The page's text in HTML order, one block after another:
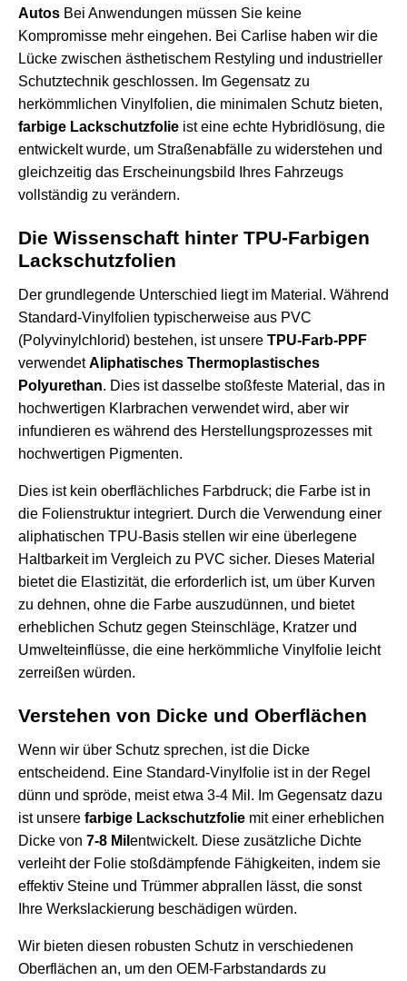
Autos Bei Anwendungen müssen Sie keine
Kompromisse mehr eingehen. Bei Carlise haben wir die
Lücke zwischen ästhetischem Restyling und industrieller
Schutztechnik geschlossen. Im Gegensatz zu
herkömmlichen Vinylfolien, die minimalen Schutz bieten,
farbige Lackschutzfolie ist eine echte Hybridlösung, die
entwickelt wurde, um Straßenabfälle zu widerstehen und
gleichzeitig das Erscheinungsbild Ihres Fahrzeugs
vollständig zu verändern.
Die Wissenschaft hinter TPU-Farbigen
Lackschutzfolien
Der grundlegende Unterschied liegt im Material. Während
Standard-Vinylfolien typischerweise aus PVC
(Polyvinylchlorid) bestehen, ist unsere TPU-Farb-PPF
verwendetAliphatisches Thermoplastisches
Polyurethan. Dies ist dasselbe stoßfeste Material, das in
hochwertigen Klarbrachen verwendet wird, aber wir
infundieren es während des Herstellungsprozesses mit
hochwertigen Pigmenten.
Dies ist kein oberflächliches Farbdruck; die Farbe ist in
die Folienstruktur integriert. Durch die Verwendung einer
aliphatischen TPU-Basis stellen wir eine überlegene
Haltbarkeit im Vergleich zu PVC sicher. Dieses Material
bietet die Elastizität, die erforderlich ist, um über Kurven
zu dehnen, ohne die Farbe auszudünnen, und bietet
erheblichen Schutz gegen Steinschläge, Kratzer und
Umwelteinflüsse, die eine herkömmliche Vinylfolie leicht
zerreißen würden.
Verstehen von Dicke und Oberflächen
Wenn wir über Schutz sprechen, ist die Dicke
entscheidend. Eine Standard-Vinylfolie ist in der Regel
dünn und spröde, meist etwa 3-4 Mil. Im Gegensatz dazu
ist unsere farbige Lackschutzfolie mit einer erheblichen
Dicke von 7-8 Mil entwickelt. Diese zusätzliche Dichte
verleiht der Folie stoßdämpfende Fähigkeiten, indem sie
effektiv Steine und Trümmer abprallen lässt, die sonst
Ihre Werkslackierung beschädigen würden.
Wir bieten diesen robusten Schutz in verschiedenen
Oberflächen an, um den OEM-Farbstandards zu